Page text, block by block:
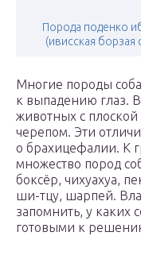
Порода поденко
(ивисская борзая
Многие породы
к выпадению глаз. В
животных с
черепом. Эти
о брахицефалии. К
множество пород
боксёр, чихуахуа,
ши-тцу, шарпей.
запомнить, у каких
готовыми к